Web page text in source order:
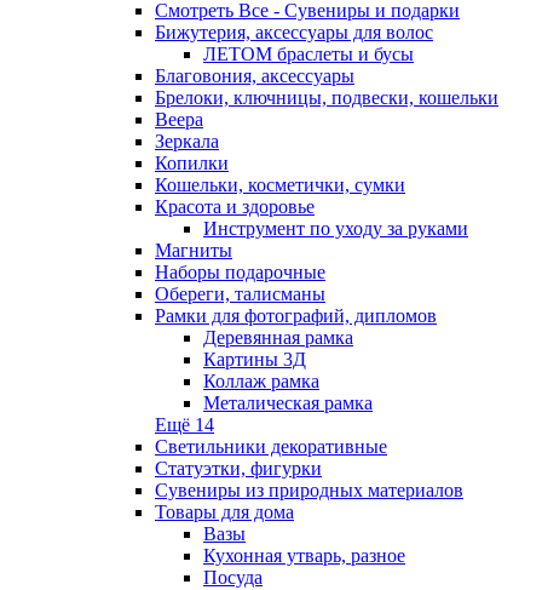
Смотреть Все - Сувениры и подарки
Бижутерия, аксессуары для волос
ЛЕТОМ браслеты и бусы
Благовония, аксессуары
Брелоки, ключницы, подвески, кошельки
Веера
Зеркала
Копилки
Кошельки, косметички, сумки
Красота и здоровье
Инструмент по уходу за руками
Магниты
Наборы подарочные
Обереги, талисманы
Рамки для фотографий, дипломов
Деревянная рамка
Картины 3Д
Коллаж рамка
Металическая рамка
Ещё 14
Светильники декоративные
Статуэтки, фигурки
Сувениры из природных материалов
Товары для дома
Вазы
Кухонная утварь, разное
Посуда